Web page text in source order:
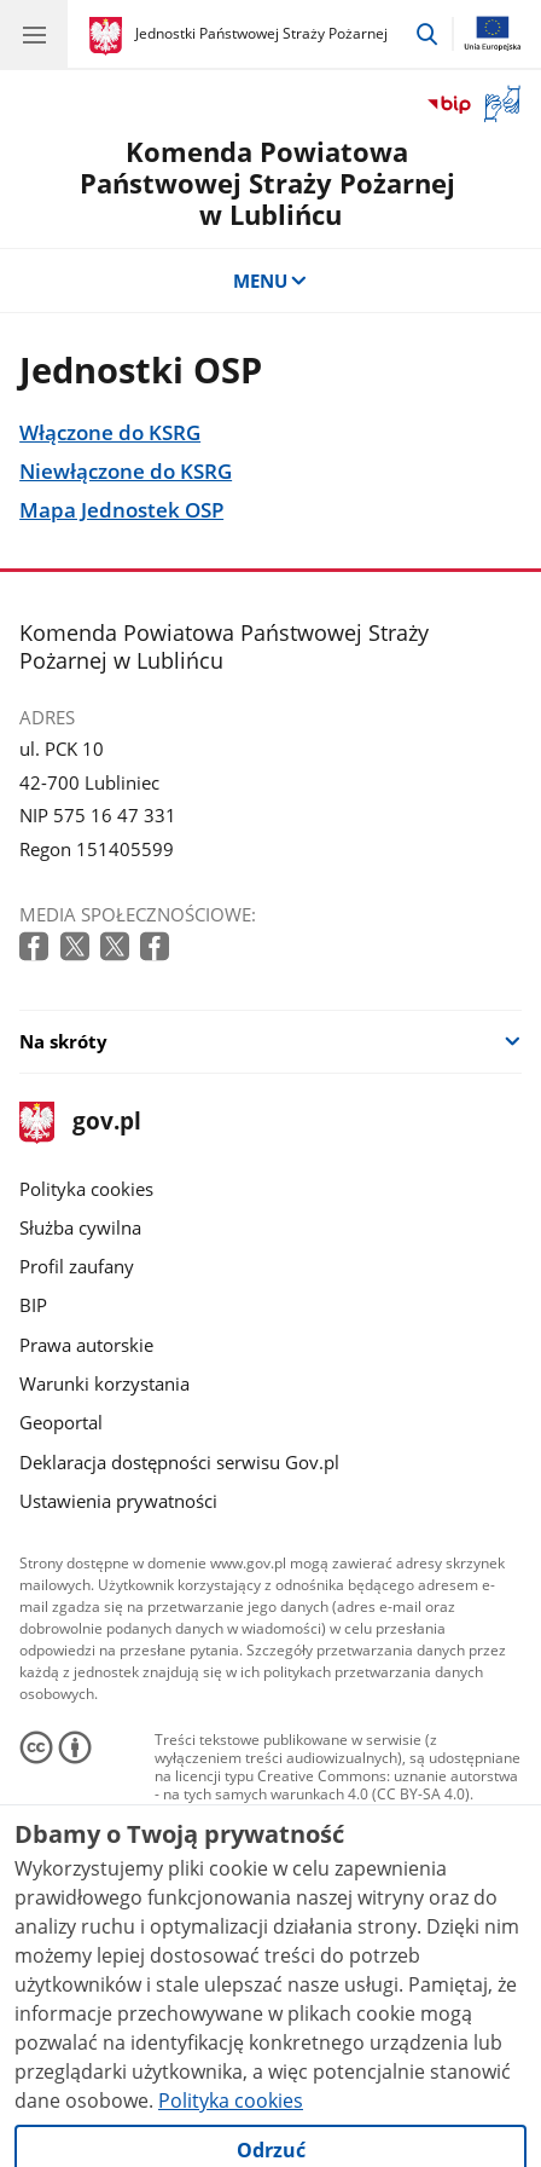
gov.pl
Jednostki Państwowej Straży Pożarnej
gov.pl
Jednostki
przejdź
okno
Komenda Powiatowa
Państwowej Straży Pożarnej
w Lublińcu
MENU
Jednostki OSP
Włączone do KSRG
Niewłączone do KSRG
Mapa Jednostek OSP
stopka
Komenda Powiatowa Państwowej Straży
Pożarnej w Lublińcu
ADRES
ul. PCK 10
42-700 Lubliniec
NIP 575 16 47 331
Regon 151405599
MEDIA SPOŁECZNOŚCIOWE:
Na skróty
stopka
gov.pl
Strona
gov.pl
gov.pl
Polityka cookies
Służba cywilna
Profil zaufany
BIP
Prawa autorskie
Warunki korzystania
Geoportal
Deklaracja dostępności serwisu Gov.pl
Ustawienia prywatności
Strony dostępne w domenie www.gov.pl mogą zawierać adresy skrzynek
mailowych. Użytkownik korzystający z odnośnika będącego adresem e-
mail zgadza się na przetwarzanie jego danych (adres e-mail oraz
dobrowolnie podanych danych w wiadomości) w celu przesłania
odpowiedzi na przesłane pytania. Szczegóły przetwarzania danych przez
każdą z jednostek znajdują się w ich politykach przetwarzania danych
osobowych.
Treści tekstowe publikowane w serwisie (z
wyłączeniem treści audiowizualnych), są udostępniane
na licencji typu Creative Commons: uznanie autorstwa
- na tych samych warunkach 4.0 (CC BY-SA 4.0).
Materiały audiowizualne, w tym zdjęcia, materiały
audio i wideo, są udostępniane na licencji typu
Creative Commons: uznanie autorstwa użycie
niekomercyjne - bez utworów zależnych 4.0 (CC BY-
NC-ND 4.0), o ile nie jest to stwierdzone inaczej.
Dbamy o Twoją prywatność
Wykorzystujemy pliki cookie w celu zapewnienia
prawidłowego funkcjonowania naszej witryny oraz do
analizy ruchu i optymalizacji działania strony. Dzięki nim
możemy lepiej dostosować treści do potrzeb
użytkowników i stale ulepszać nasze usługi. Pamiętaj, że
informacje przechowywane w plikach cookie mogą
pozwalać na identyfikację konkretnego urządzenia lub
przeglądarki użytkownika, a więc potencjalnie stanowić
dane osobowe. Polityka cookies
Odrzuć